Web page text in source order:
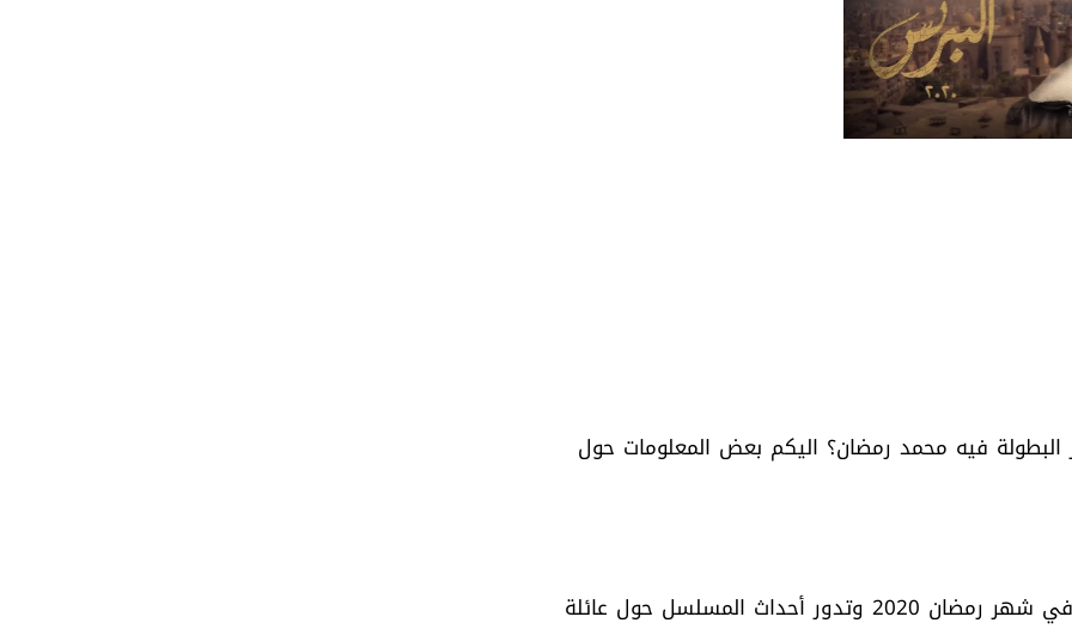
فيه محمد رمضان؟ اليكم بعض المعلومات حول
البرنس مسلسل دراما اجتماعي مصري عرض لأول مره في شهر رمضان 2020 وتدور أحداث المسلسل حول عائلة